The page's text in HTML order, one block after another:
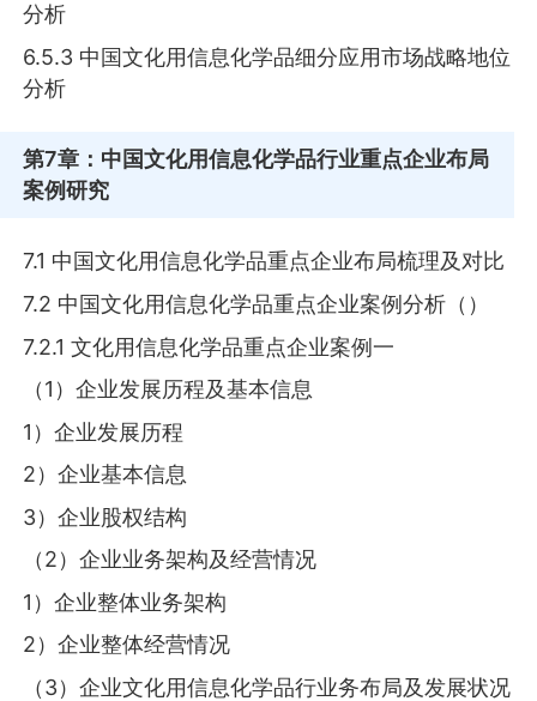
分析
6.5.3 中国文化用信息化学品细分应用市场战略地位
分析
第7章 ：中国文化用信息化学品行业重点企业布局
案例研究
7.1 中国文化用信息化学品重点企业布局梳理及对比
7.2 中国文化用信息化学品重点企业案例分析（）
7.2.1 文化用信息化学品重点企业案例一
（1）企业发展历程及基本信息
1）企业发展历程
2）企业基本信息
3）企业股权结构
（2）企业业务架构及经营情况
1）企业整体业务架构
2）企业整体经营情况
（3）企业文化用信息化学品行业务布局及发展状况